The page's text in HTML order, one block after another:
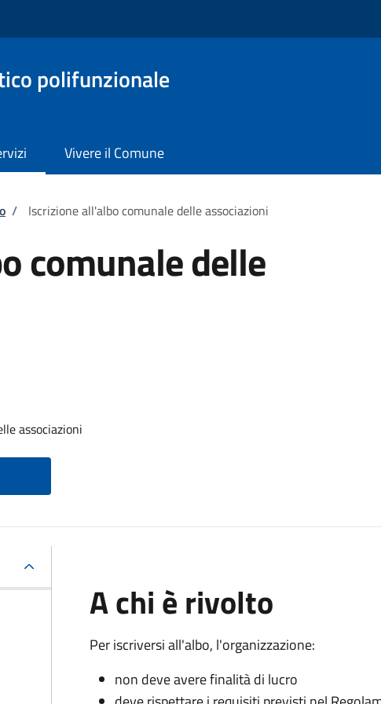
polifunzionale
Vivere il Comune
/ Iscrizione all'albo comunale delle associazioni
comunale delle
associazioni
A chi è rivolto
Per iscriversi all'albo, l'organizzazione:
non deve avere finalità di lucro